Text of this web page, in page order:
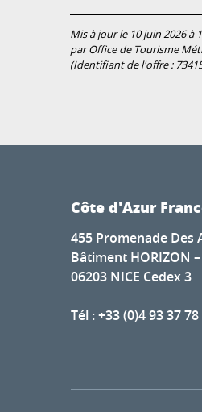
Mis à jour le 10 juin 2026 à
par Office de Tourisme
(Identifiant de l'offre :
Côte d'Azur
455 Promenade Des
Bâtiment HORIZON –
06203 NICE Cedex 3
Tél : +33 (0)4 93 37